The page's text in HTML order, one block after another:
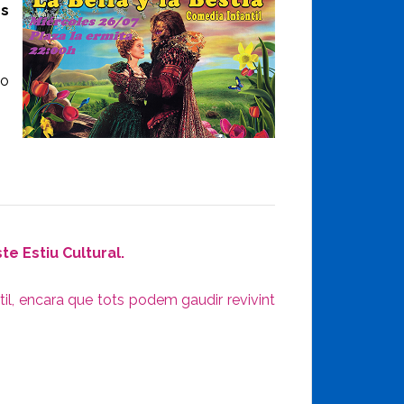
Estiu Cultural.
encara que tots podem gaudir revivint